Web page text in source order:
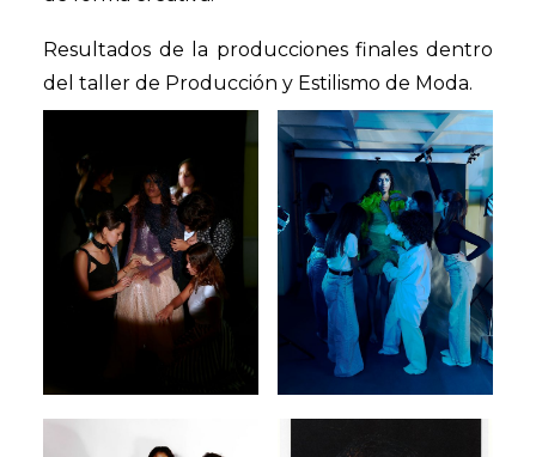
Resultados de la producciones finales dentro
del taller de Producción y Estilismo de Moda.